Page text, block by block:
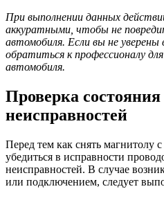
При выполнении данных
аккуратными, чтобы не
автомобиля. Если вы не уверены
обратиться к профессионалу
автомобиля.
Проверка
неисправностей
Перед тем как снять магнитолу
убедиться в исправности
неисправностей. В случае
или подключением, следует